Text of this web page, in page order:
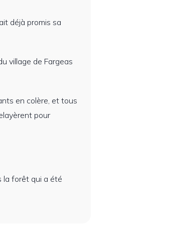
déjà promis sa
village de Fargeas
en colère, et tous
pour
la forêt qui a été